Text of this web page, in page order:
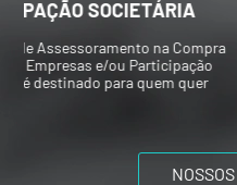
Elaboração de
e/ou venda de
ou mesmo